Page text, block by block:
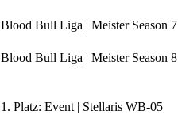
Blood Bull Liga | Meister Season 7
Blood Bull Liga | Meister Season 8
1. Platz: Event | Stellaris WB-05